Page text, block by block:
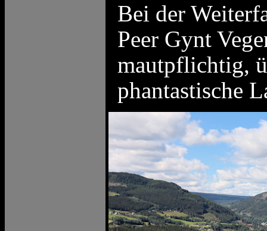
Bei der
Peer Gynt
mautpflichtig,
phantastische